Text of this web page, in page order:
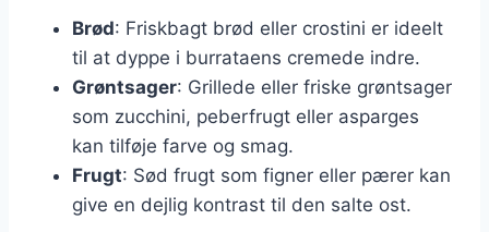
Brød: Friskbagt brød eller crostini er ideelt
til at dyppe i burrataens cremede indre.
Grøntsager: Grillede eller friske grøntsager
som zucchini, peberfrugt eller asparges
kan tilføje farve og smag.
Frugt: Sød frugt som figner eller pærer kan
give en dejlig kontrast til den salte ost.